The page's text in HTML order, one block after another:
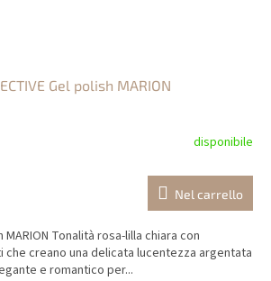
Gel polish MARION
disponibile
Nel carrello
MARION Tonalità rosa-lilla chiara con
creano una delicata lucentezza argentata
e romantico per...